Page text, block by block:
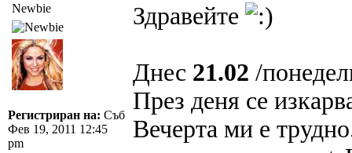
Newbie
Регистриран на: Съб
Фев 19, 2011 12:45
pm
Здравейте
Днес 21.02 /
През деня се
Вечерта ми е